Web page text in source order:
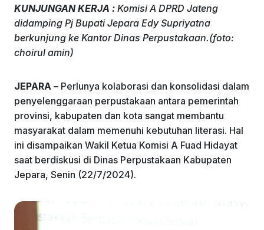
c
e
b
o
k
k
e
at
s
p
e
gr
ai
l
ar
e
KUNJUNGAN KERJA : Komisi A DPRD Jateng
didamping Pj Bupati Jepara Edy Supriyatna
berkunjung ke Kantor Dinas Perpustakaan.(foto:
choirul amin)
JEPARA – Perlunya kolaborasi dan konsolidasi dalam
penyelenggaraan perpustakaan antara pemerintah
provinsi, kabupaten dan kota sangat membantu
masyarakat dalam memenuhi kebutuhan literasi. Hal
ini disampaikan Wakil Ketua Komisi A Fuad Hidayat
saat berdiskusi di Dinas Perpustakaan Kabupaten
Jepara, Senin (22/7/2024).